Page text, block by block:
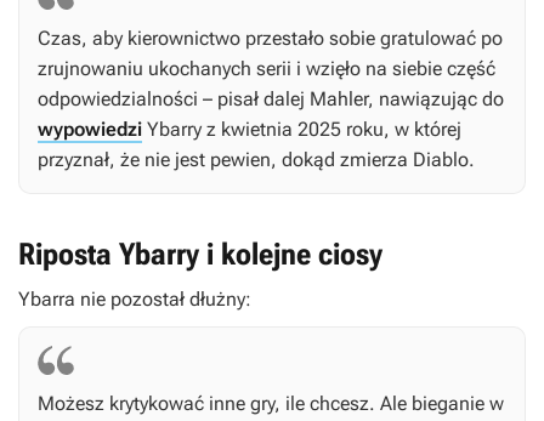
Czas, aby kierownictwo przestało sobie gratulować po
zrujnowaniu ukochanych serii i wzięło na siebie część
odpowiedzialności – pisał dalej Mahler, nawiązując do
wypowiedzi Ybarry z kwietnia 2025 roku, w której
przyznał, że nie jest pewien, dokąd zmierza Diablo.
Riposta Ybarry i kolejne ciosy
Ybarra nie pozostał dłużny:
Możesz krytykować inne gry, ile chcesz. Ale bieganie w